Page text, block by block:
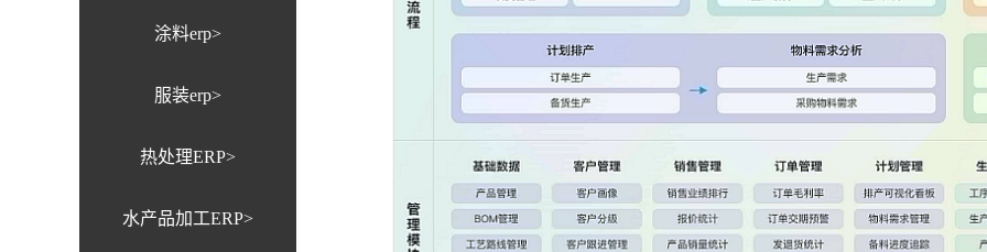
涂料erp>
服装erp>
热处理ERP>
水产品加工ERP>